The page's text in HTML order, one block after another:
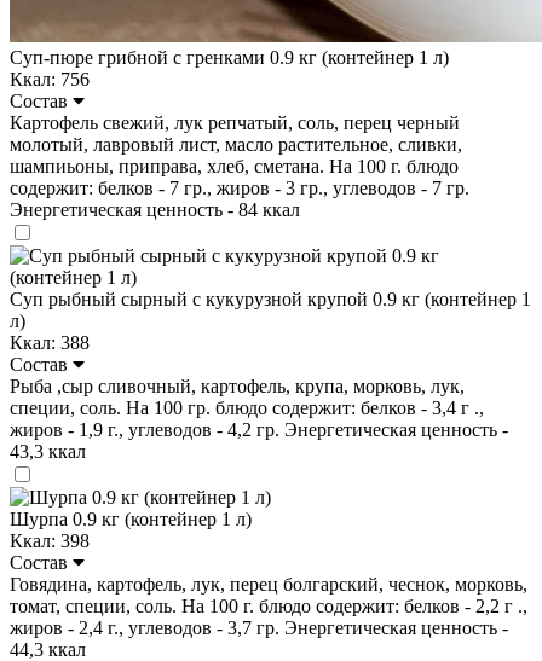
Суп-пюре грибной с гренками 0.9 кг (контейнер 1 л)
Ккал: 756
Состав
Картофель свежий, лук репчатый, соль, перец черный
молотый, лавровый лист, масло растительное, сливки,
шампиьоны, приправа, хлеб, сметана. На 100 г. блюдо
содержит: белков - 7 гр., жиров - 3 гр., углеводов - 7 гр.
Энергетическая ценность - 84 ккал
Суп рыбный сырный с кукурузной крупой 0.9 кг (контейнер 1
л)
Ккал: 388
Состав
Рыба ,сыр сливочный, картофель, крупа, морковь, лук,
специи, соль. На 100 гр. блюдо содержит: белков - 3,4 г .,
жиров - 1,9 г., углеводов - 4,2 гр. Энергетическая ценность -
43,3 ккал
Шурпа 0.9 кг (контейнер 1 л)
Ккал: 398
Состав
Говядина, картофель, лук, перец болгарский, чеснок, морковь,
томат, специи, соль. На 100 г. блюдо содержит: белков - 2,2 г .,
жиров - 2,4 г., углеводов - 3,7 гр. Энергетическая ценность -
44,3 ккал